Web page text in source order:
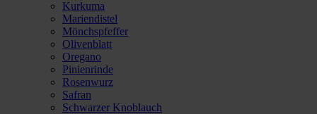
Kurkuma
Mariendistel
Mönchspfeffer
Olivenblatt
Oregano
Pinienrinde
Rosenwurz
Safran
Schwarzer Knoblauch